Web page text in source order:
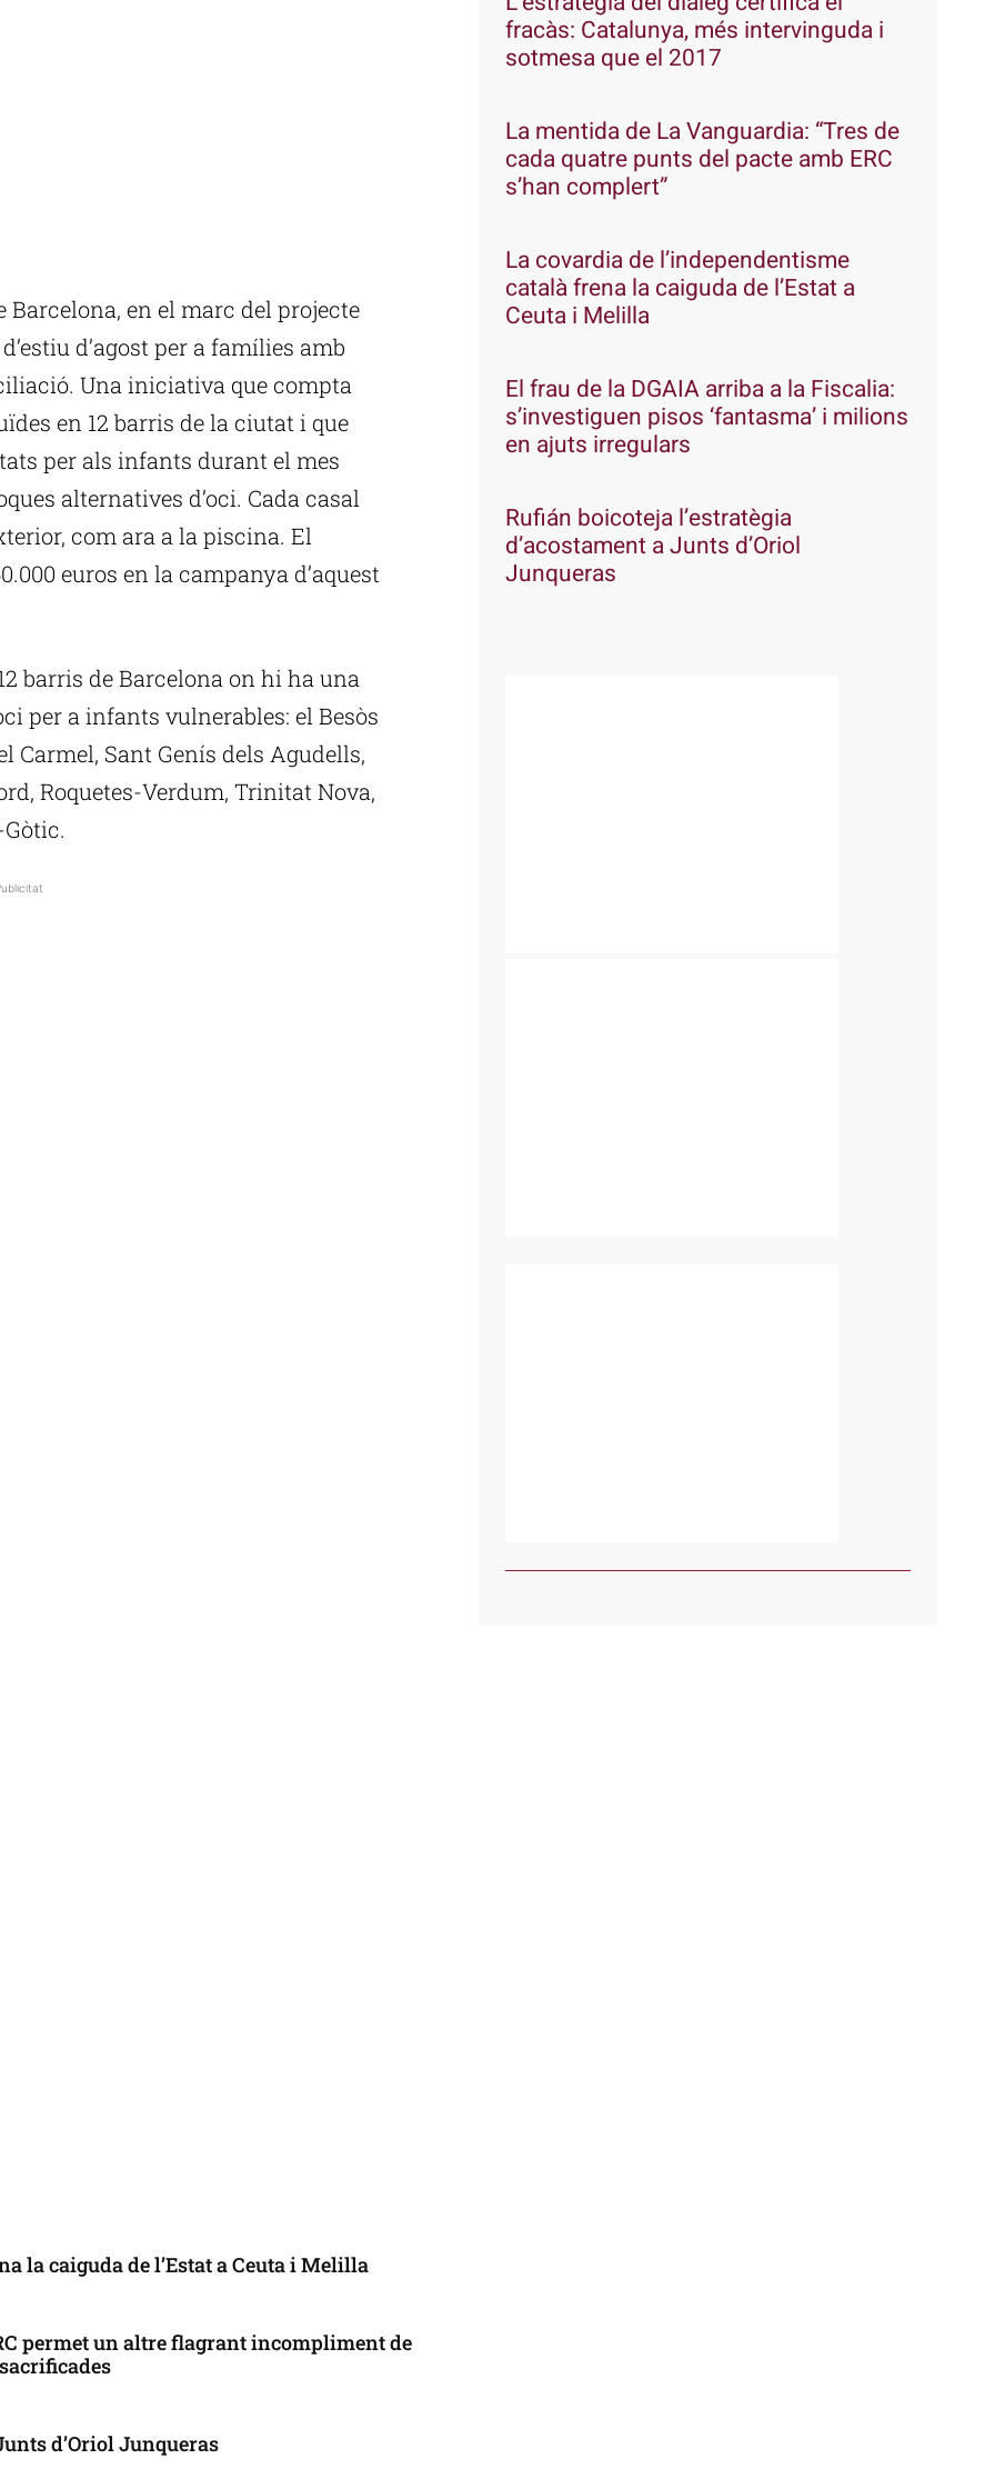
Barcelona, en el marc del projecte
d’agost per a famílies amb
Una iniciativa que compta
en 12 barris de la ciutat i que
per als infants durant el mes
alternatives d’oci. Cada casal
com ara a la piscina. El
euros en la campanya d’aquest
barris de Barcelona on hi ha una
per a infants vulnerables: el Besòs
Carmel, Sant Genís dels Agudells,
Roquetes-Verdum, Trinitat Nova,
la caiguda de l’Estat a Ceuta i Melilla
permet un altre flagrant incompliment de
d’Oriol Junqueras
fracàs: Catalunya, més intervinguda i
sotmesa que el 2017
La mentida de La Vanguardia: “Tres de
cada quatre punts del pacte amb ERC
s’han complert”
La covardia de l’independentisme
català frena la caiguda de l’Estat a
Ceuta i Melilla
El frau de la DGAIA arriba a la Fiscalia:
s’investiguen pisos ‘fantasma’ i milions
en ajuts irregulars
Rufián boicoteja l’estratègia
d’acostament a Junts d’Oriol
Junqueras